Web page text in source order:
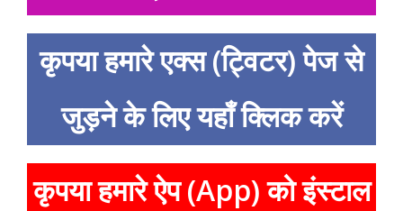
कृपया हमारे एक्स (ट्विटर) पेज से
जुड़ने के लिए यहाँ क्लिक करें
कृपया हमारे ऐप (App) को इंस्टाल